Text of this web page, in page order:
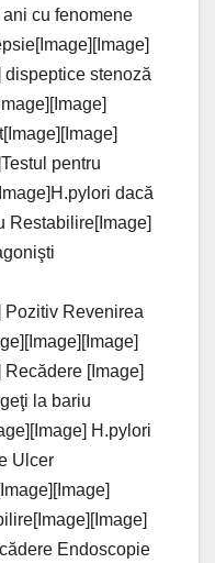
cu fenomene
dispeptice stenoză
pentru
dacă
Restabilire[Image]
Pozitiv Revenirea
Recădere [Image]
la bariu
H.pylori
Ulcer
Endoscopie